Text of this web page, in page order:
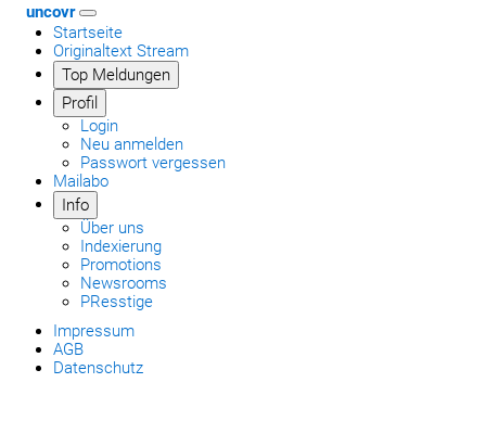
uncovr
Startseite
Originaltext Stream
Top Meldungen
Profil
Login
Neu anmelden
Passwort vergessen
Mailabo
Info
Über uns
Indexierung
Promotions
Newsrooms
PResstige
Impressum
AGB
Datenschutz